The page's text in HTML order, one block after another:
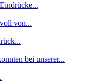
von...
bei unserer...